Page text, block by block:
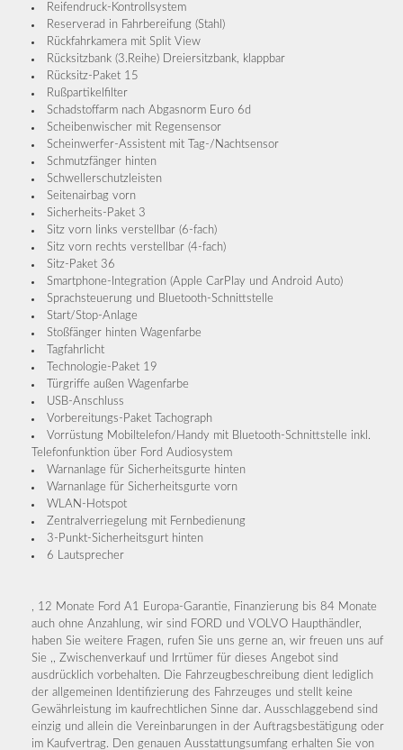
Reifendruck-Kontrollsystem
Reserverad in Fahrbereifung (Stahl)
Rückfahrkamera mit Split View
Rücksitzbank (3.Reihe) Dreiersitzbank, klappbar
Rücksitz-Paket 15
Rußpartikelfilter
Schadstoffarm nach Abgasnorm Euro 6d
Scheibenwischer mit Regensensor
Scheinwerfer-Assistent mit Tag-/Nachtsensor
Schmutzfänger hinten
Schwellerschutzleisten
Seitenairbag vorn
Sicherheits-Paket 3
Sitz vorn links verstellbar (6-fach)
Sitz vorn rechts verstellbar (4-fach)
Sitz-Paket 36
Smartphone-Integration (Apple CarPlay und Android Auto)
Sprachsteuerung und Bluetooth-Schnittstelle
Start/Stop-Anlage
Stoßfänger hinten Wagenfarbe
Tagfahrlicht
Technologie-Paket 19
Türgriffe außen Wagenfarbe
USB-Anschluss
Vorbereitungs-Paket Tachograph
Vorrüstung Mobiltelefon/Handy mit Bluetooth-Schnittstelle inkl.
Telefonfunktion über Ford Audiosystem
Warnanlage für Sicherheitsgurte hinten
Warnanlage für Sicherheitsgurte vorn
WLAN-Hotspot
Zentralverriegelung mit Fernbedienung
3-Punkt-Sicherheitsgurt hinten
6 Lautsprecher
, 12 Monate Ford A1 Europa-Garantie, Finanzierung bis 84 Monate
auch ohne Anzahlung, wir sind FORD und VOLVO Haupthändler,
haben Sie weitere Fragen, rufen Sie uns gerne an, wir freuen uns auf
Sie ,, Zwischenverkauf und Irrtümer für dieses Angebot sind
ausdrücklich vorbehalten. Die Fahrzeugbeschreibung dient lediglich
der allgemeinen Identifizierung des Fahrzeuges und stellt keine
Gewährleistung im kaufrechtlichen Sinne dar. Ausschlaggebend sind
einzig und allein die Vereinbarungen in der Auftragsbestätigung oder
im Kaufvertrag. Den genauen Ausstattungsumfang erhalten Sie von